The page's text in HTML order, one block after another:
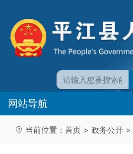
网站导航
当前位置： 首页 > 政务公开 >